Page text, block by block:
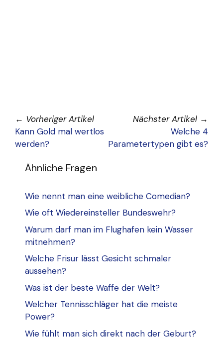
← Vorheriger Artikel
Kann Gold mal wertlos
werden?
Nächster Artikel →
Welche 4
Parametertypen gibt es?
Ähnliche Fragen
Wie nennt man eine weibliche Comedian?
Wie oft Wiedereinsteller Bundeswehr?
Warum darf man im Flughafen kein Wasser
mitnehmen?
Welche Frisur lässt Gesicht schmaler
aussehen?
Was ist der beste Waffe der Welt?
Welcher Tennisschläger hat die meiste
Power?
Wie fühlt man sich direkt nach der Geburt?